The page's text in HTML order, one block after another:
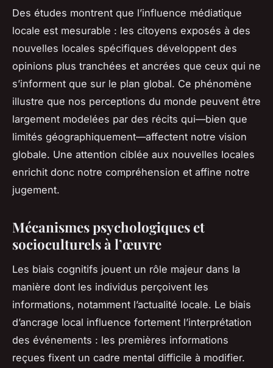
Des études montrent que l’influence médiatique
locale est mesurable : les citoyens exposés à des
nouvelles locales spécifiques développent des
opinions plus tranchées et ancrées que ceux qui ne
s’informent que sur le plan global. Ce phénomène
illustre que nos perceptions du monde peuvent être
largement modelées par des récits qui—bien que
limités géographiquement—affectent notre vision
globale. Une attention ciblée aux nouvelles locales
enrichit donc notre compréhension et affine notre
jugement.
Mécanismes psychologiques et
socioculturels à l’œuvre
Les biais cognitifs jouent un rôle majeur dans la
manière dont les individus perçoivent les
informations, notamment l’actualité locale. Le biais
d’ancrage local influence fortement l’interprétation
des événements : les premières informations
reçues fixent un cadre mental difficile à modifier.